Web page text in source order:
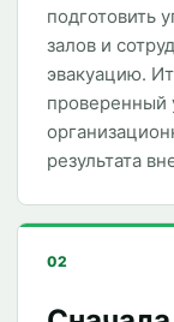
подготовить
залов и
эвакуацию.
проверенный
результата
02